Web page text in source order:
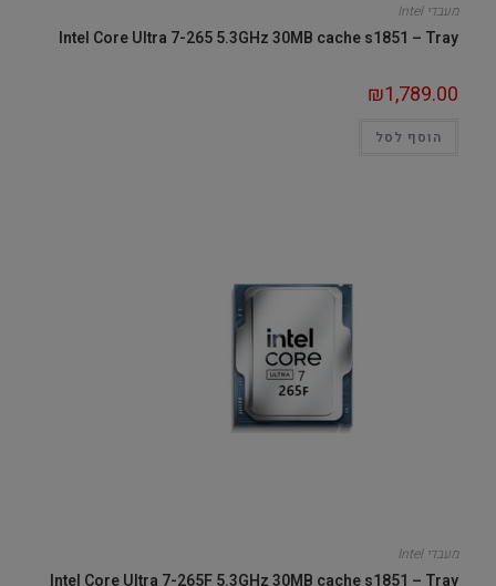
מעבדי Intel
Intel Core Ultra 7-265 5.3GHz 30MB cache s1851 – Tray
₪1,789.00
הוסף לסל
מעבדי Intel
Intel Core Ultra 7-265F 5.3GHz 30MB cache s1851 – Tray